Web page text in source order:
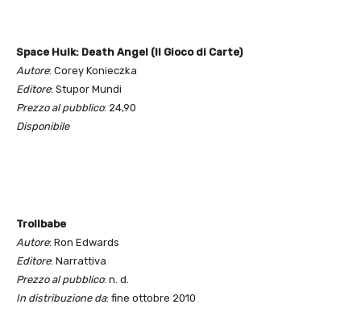
Space Hulk: Death Angel (Il Gioco di Carte)
Autore: Corey Konieczka
Editore: Stupor Mundi
Prezzo al pubblico: 24,90
Disponibile
Trollbabe
Autore: Ron Edwards
Editore: Narrattiva
Prezzo al pubblico: n. d.
In distribuzione da: fine ottobre 2010